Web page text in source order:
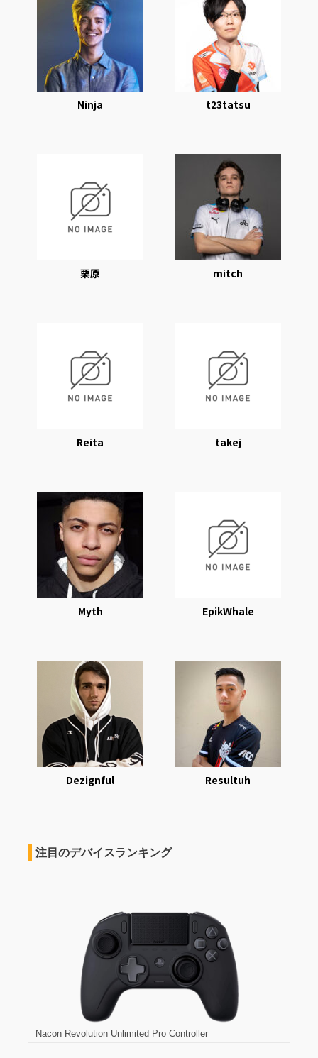
Ninja t23tatsu
栗原 mitch
Reita takej
Myth EpikWhale
Dezignful Resultuh
注目のデバイスランキング
Nacon Revolution Unlimited Pro Controller